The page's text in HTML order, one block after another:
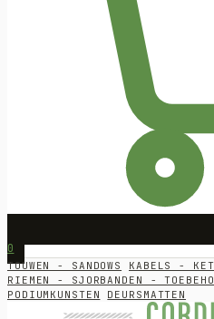
0
TOUWEN - SANDOWS KABELS -
RIEMEN - SJORBANDEN -
PODIUMKUNSTEN
DEURSMATTEN